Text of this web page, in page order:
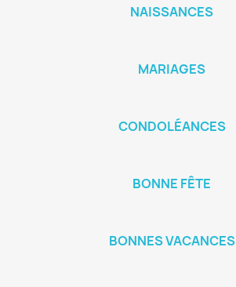
NAISSANCES
MARIAGES
CONDOLÉANCES
BONNE FÊTE
BONNES VACANCES